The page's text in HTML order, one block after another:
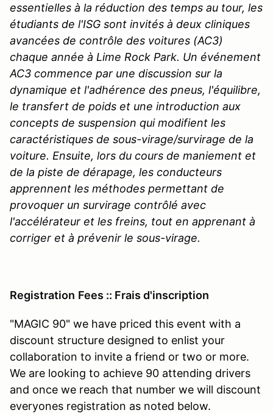
essentielles à la réduction des temps au tour, les
étudiants de l'ISG sont invités à deux cliniques
avancées de contrôle des voitures (AC3)
chaque année à Lime Rock Park. Un événement
AC3 commence par une discussion sur la
dynamique et l'adhérence des pneus, l'équilibre,
le transfert de poids et une introduction aux
concepts de suspension qui modifient les
caractéristiques de sous-virage/survirage de la
voiture. Ensuite, lors du cours de maniement et
de la piste de dérapage, les conducteurs
apprennent les méthodes permettant de
provoquer un survirage contrôlé avec
l'accélérateur et les freins, tout en apprenant à
corriger et à prévenir le sous-virage.
Registration Fees :: Frais d'inscription
"MAGIC 90" we have priced this event with a
discount structure designed to enlist your
collaboration to invite a friend or two or more.
We are looking to achieve 90 attending drivers
and once we reach that number we will discount
everyones registration as noted below.